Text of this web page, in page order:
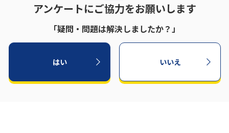
アンケートにご協力をお願いします
「疑問・問題は解決しましたか？」
はい いいえ